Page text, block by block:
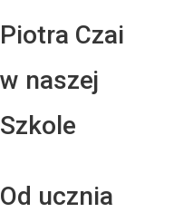
Piotra Czai
w naszej
Szkole
Od ucznia